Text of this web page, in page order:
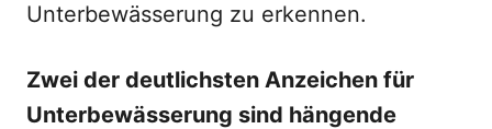
Unterbewässerung zu erkennen.
Zwei der deutlichsten Anzeichen für
Unterbewässerung sind hängende